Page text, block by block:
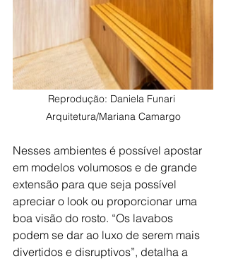
Reprodução: Daniela Funari
Arquitetura/Mariana Camargo
Nesses ambientes é possível apostar
em modelos volumosos e de grande
extensão para que seja possível
apreciar o look ou proporcionar uma
boa visão do rosto. “Os lavabos
podem se dar ao luxo de serem mais
divertidos e disruptivos”, detalha a